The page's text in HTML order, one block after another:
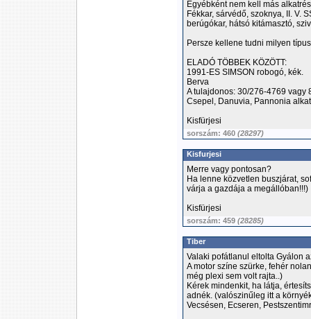
Egyébként nem kell más
Fékkar, sárvédő, szoknya, II. V.
berúgókar, hátsó kitámasztó,
Persze kellene tudni milyen
ELADÓ TÖBBEK KÖZÖTT:
1991-ES SIMSON robogó, kék.
Berva
A tulajdonos: 30/276-4769 vagy
Csepel, Danuvia, Pannonia
Kisfürjesi
sorszám: 460 (28297)
Kisfurjesi
Merre vagy pontosan?
Ha lenne közvetlen buszjárat,
várja a gazdája a megállóban!!!)
Kisfürjesi
sorszám: 459 (28285)
Tiber
Valaki pofátlanul eltolta Gyálon
A motor színe szürke, fehér
még plexi sem volt rajta..)
Kérek mindenkit, ha látja,
adnék. (valószinűleg itt a
Vecsésen, Ecseren,